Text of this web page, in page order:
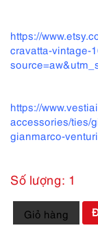
https://
cravatta-vintage-
https://
accessories/ties/
gianmarco-
Số lượng: 1
4641-
Caravat-
Giỏ hàng